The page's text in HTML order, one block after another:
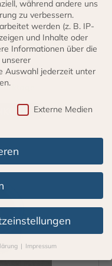
20 mit Siebauflage
zzgl.Versand
während andere uns
zu verbessern.
werden (z. B. IP-
und Inhalte oder
Informationen über die
Auswahl jederzeit unter
Externe Medien
Impressum